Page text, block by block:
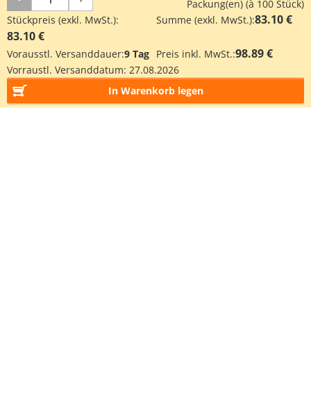
Packung(en) (à 100 Stück)
Stückpreis (exkl. MwSt.):
83.10 €
Summe (exkl. MwSt.):83.10 €
Vorausstl. Versanddauer:9 Tag Preis inkl. MwSt.:98.89 €
Vorraustl. Versanddatum: 27.08.2026
In Warenkorb legen